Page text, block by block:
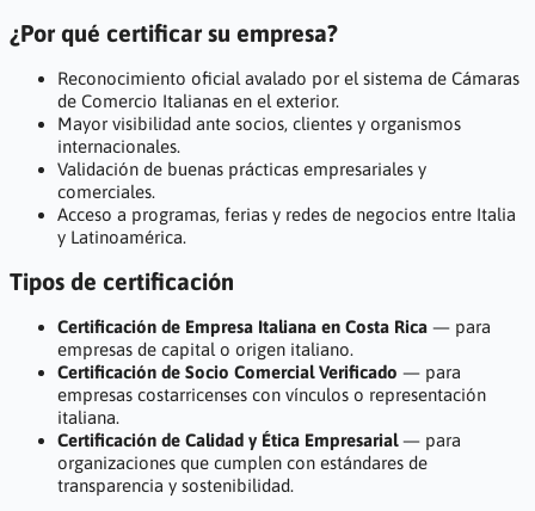
¿Por qué certificar su empresa?
Reconocimiento oficial avalado por el sistema de Cámaras
de Comercio Italianas en el exterior.
Mayor visibilidad ante socios, clientes y organismos
internacionales.
Validación de buenas prácticas empresariales y
comerciales.
Acceso a programas, ferias y redes de negocios entre Italia
y Latinoamérica.
Tipos de certificación
Certificación de Empresa Italiana en Costa Rica— para
empresas de capital o origen italiano.
Certificación de Socio Comercial Verificado — para
empresas costarricenses con vínculos o representación
italiana.
Certificación de Calidad y Ética Empresarial— para
organizaciones que cumplen con estándares de
transparencia y sostenibilidad.